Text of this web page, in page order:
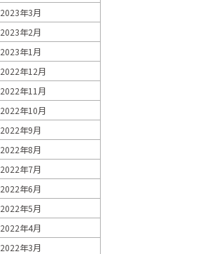
2023年3月
2023年2月
2023年1月
2022年12月
2022年11月
2022年10月
2022年9月
2022年8月
2022年7月
2022年6月
2022年5月
2022年4月
2022年3月